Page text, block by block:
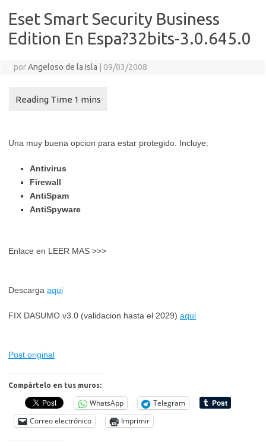
Eset Smart Security Business
Edition En Espa?32bits-3.0.645.0
porAngeloso de la Isla 09/03/2008
Una muy buena opcion para estar protegido. Incluye:
Antivirus
Firewall
AntiSpam
AntiSpyware
Enlace en LEER MAS >>>
Descarga aqui
FIX DASUMO v3.0 (validacion hasta el 2029) aqui
Post original
Compártelo en tus muros:
WhatsApp
Telegram
Correo electrónico
Imprimir